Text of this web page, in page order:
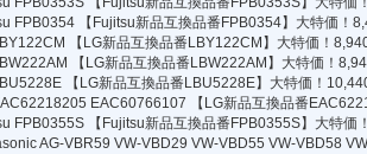
FPB0354
【Fujitsu新品互換品番FPB0354】大特価！
【LG新品互換品番LBY122CM】大特価！
【LG新品互換品番LBW222AM】大特価！
【LG新品互換品番LBU5228E】大特価！
EAC60766107
【LG新品互換品番
FPB0355S
【Fujitsu新品互換品番FPB0355S】大特価
AG-VBR59 VW-VBD29 VW-VBD55 VW-VBD58